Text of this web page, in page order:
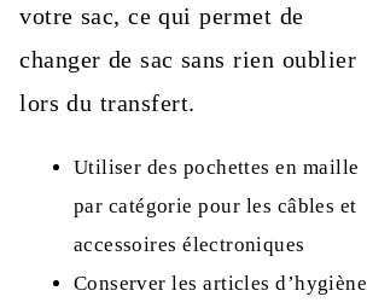
votre sac, ce qui permet de
changer de sac sans rien oublier
lors du transfert.
Utiliser des pochettes en maille
par catégorie pour les câbles et
accessoires électroniques
Conserver les articles d’hygiène